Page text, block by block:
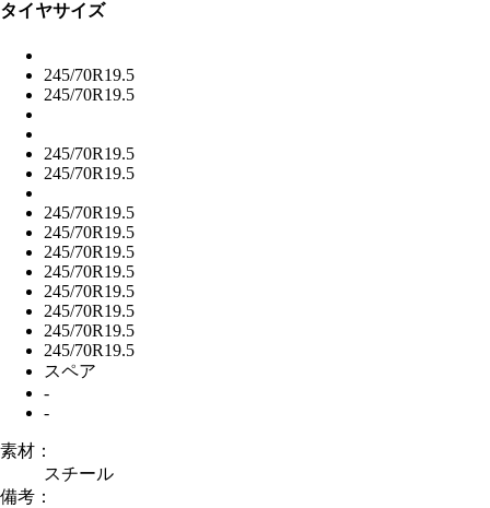
タイヤサイズ
245/70R19.5
245/70R19.5
245/70R19.5
245/70R19.5
245/70R19.5
245/70R19.5
245/70R19.5
245/70R19.5
245/70R19.5
245/70R19.5
245/70R19.5
245/70R19.5
スペア
-
-
素材：
スチール
備考：